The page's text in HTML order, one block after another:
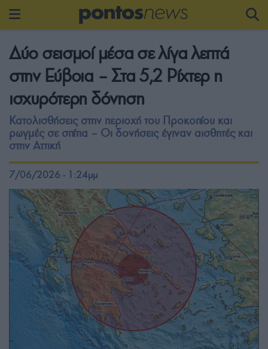
Δύο σεισμοί μέσα σε λίγα λεπτά
στην Εύβοια – Στα 5,2 Ρίχτερ η
ισχυρότερη δόνηση
Κατολισθήσεις στην περιοχή του Προκοπίου και
ρωγμές σε σπίτια – Οι δονήσεις έγιναν αισθητές και
στην Αττική
7/06/2026 - 1:24μμ